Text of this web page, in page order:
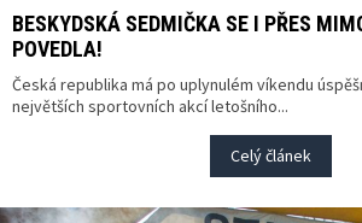
BESKYDSKÁ SEDMIČKA SE I PŘES
POVEDLA!
Česká republika má po uplynulém víkendu
největších sportovních akcí letošního...
Celý článek